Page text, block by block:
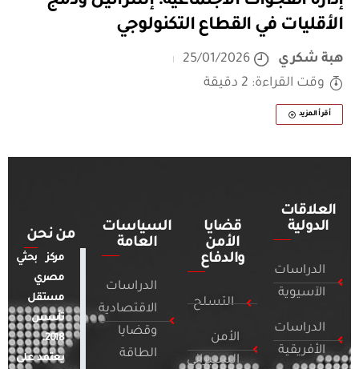
الأقليات في القطاع التكنولوجي
هبة شكري
25/01/2026
وقت القراءة: 2 دقيقة
أقرأ المزيد
العلاقات
الدولية
الدراسات
الآسيوية
الدراسات
الأفريقية
قضايا
الأمن
والدفاع
التسلح
الأمن
السيبراني
السياسات
العامة
الدراسات
الاقتصادية
وقضايا
الطاقة
من نحن
مركز بحثي
مصري
مستقل
تأسس
2018.
يعتمد على